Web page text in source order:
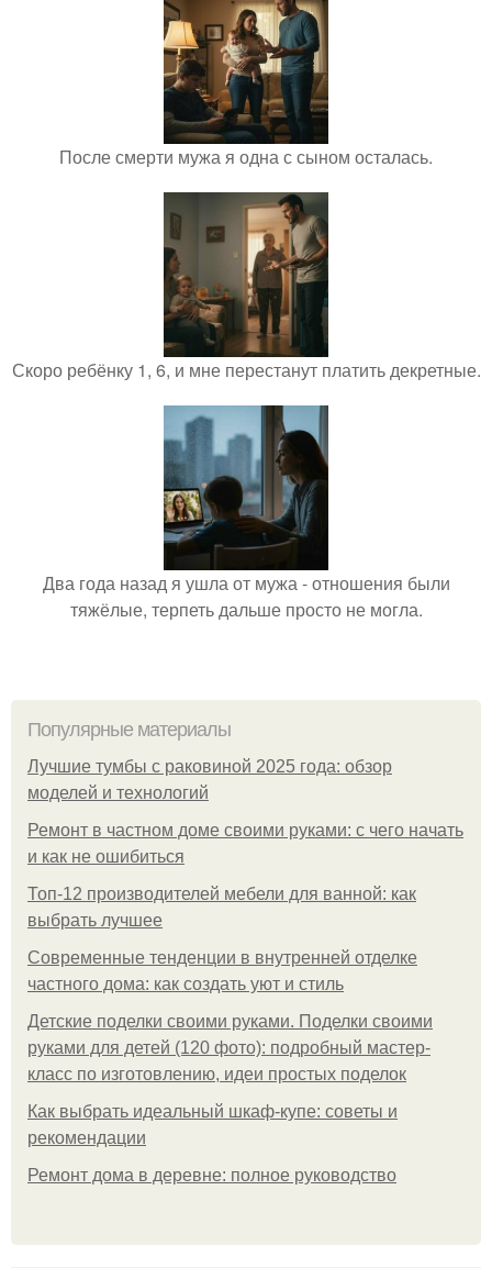
После смерти мужа я одна с сыном осталась.
Скоро ребёнку 1, 6, и мне перестанут платить декретные.
Два года назад я ушла от мужа - отношения были
тяжёлые, терпеть дальше просто не могла.
Популярные материалы
Лучшие тумбы с раковиной 2025 года: обзор
моделей и технологий
Ремонт в частном доме своими руками: с чего начать
и как не ошибиться
Топ-12 производителей мебели для ванной: как
выбрать лучшее
Современные тенденции в внутренней отделке
частного дома: как создать уют и стиль
Детские поделки своими руками. Поделки своими
руками для детей (120 фото): подробный мастер-
класс по изготовлению, идеи простых поделок
Как выбрать идеальный шкаф-купе: советы и
рекомендации
Ремонт дома в деревне: полное руководство